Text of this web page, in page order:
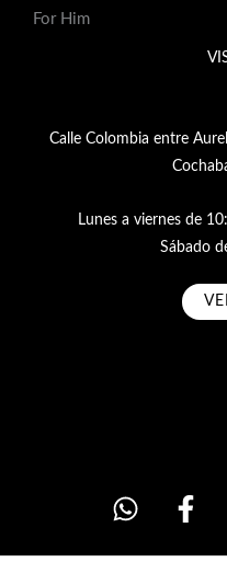
For Him
Calle Colombia entre
Lunes a viernes de
Sábado